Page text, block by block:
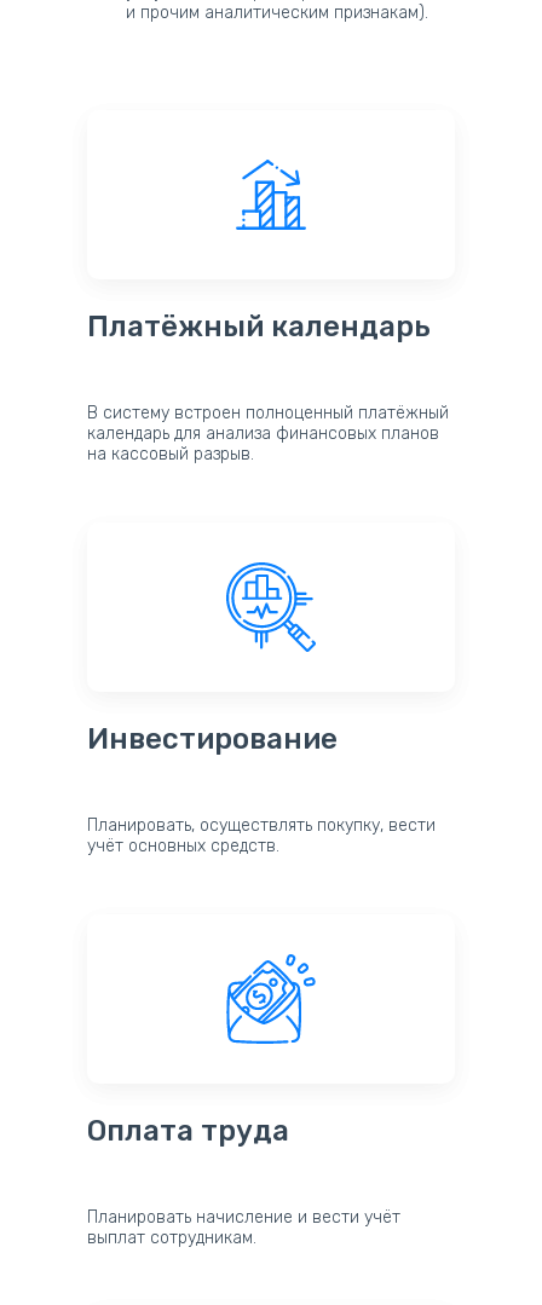
и прочим аналитическим признакам).
Платёжный календарь
В систему встроен полноценный платёжный
календарь для анализа финансовых планов
на кассовый разрыв.
Инвестирование
Планировать, осуществлять покупку, вести
учёт основных средств.
Оплата труда
Планировать начисление и вести учёт
выплат сотрудникам.